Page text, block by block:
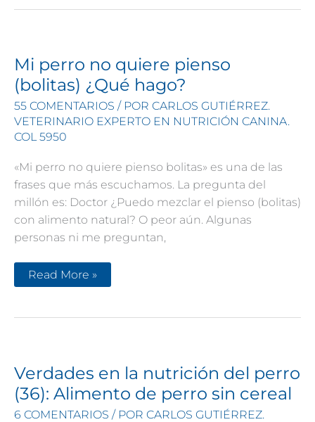
del
otros
almidones
Mi perro no quiere pienso
(bolitas) ¿Qué hago?
55 COMENTARIOS / POR CARLOS GUTIÉRREZ.
VETERINARIO EXPERTO EN NUTRICIÓN CANINA.
COL 5950
«Mi perro no quiere pienso bolitas» es una de las
frases que más escuchamos. La pregunta del
millón es: Doctor ¿Puedo mezclar el pienso (bolitas)
con alimento natural? O peor aún. Algunas
personas ni me preguntan,
Mi
perro
pienso
Read More »
Verdades en la nutrición del perro
(36): Alimento de perro sin cereal
6 COMENTARIOS / POR CARLOS GUTIÉRREZ.